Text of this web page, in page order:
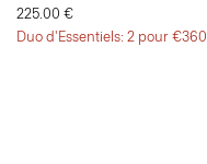
225.00 €
Duo d'Essentiels: 2 pour €360